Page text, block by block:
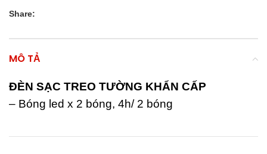
Share:
MÔ TẢ
ĐÈN SẠC TREO TƯỜNG KHẨN CẤP
– Bóng led x 2 bóng, 4h/ 2 bóng